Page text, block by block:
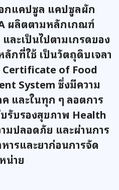
กแคปซูล แคปซูลผัก
ผลิตตามหลักเกณฑ์
ละเป็นไปตามเกรดของ
กที่ใช้ เป็นวัตถุดิบเจลา
Certificate of Food
System ซึ่งมีความ
และในทุก ๆ ลอตการ
รับรองสุขภาพ Health
มปลอดภัย และผ่านการ
ารและยาก่อนการจัด
น่าย